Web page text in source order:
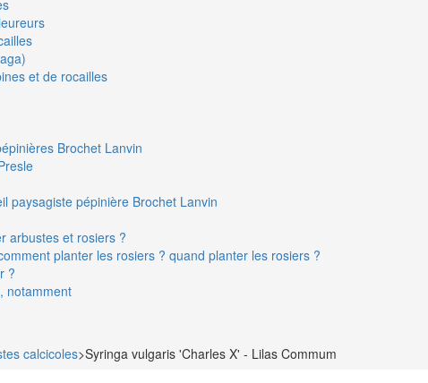
et de rocailles
Brochet Lanvin
paysagiste pépinière Brochet Lanvin
arbustes et rosiers ?
planter les rosiers ? quand planter les rosiers ?
?
notamment
calcicoles>Syringa vulgaris 'Charles X' - Lilas Commum